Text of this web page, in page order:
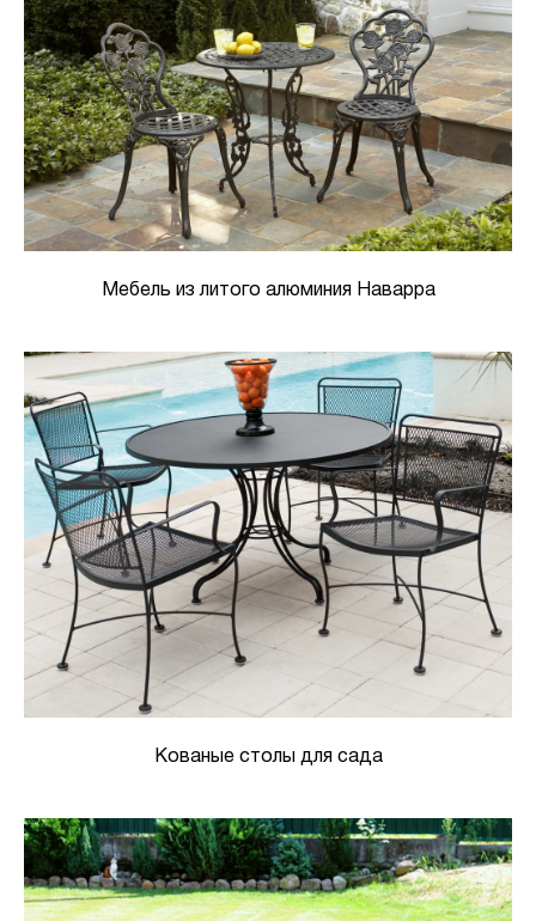
Мебель из литого алюминия Наварра
Кованые столы для сада